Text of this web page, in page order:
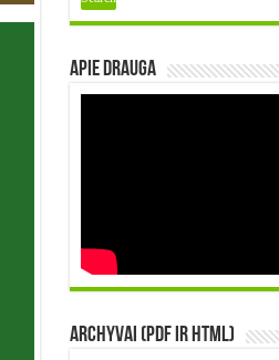
Apie DRAUGA
Archyvai (PDF ir HTML)